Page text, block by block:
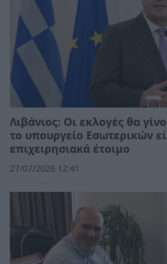
Λιβάνιος: Οι εκλογές θα
το υπουργείο Εσωτερικών
επιχειρησιακά έτοιμο
27/07/2026 12:41